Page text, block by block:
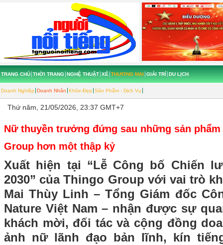
TRANG CHỦ THỜI TRANG NGHỆ THUẬT XẾ THƯƠNG MẠI
Doanh Nghiệp Doanh Nhân Khỏe-Đẹp Sản Phẩm - Dịch Vụ
GIẢI TRÍ DU LỊCH
Thứ năm, 21/05/2026, 23:37 GMT+7
Nữ thuyền trưởng đứng sau những sản phẩm
Group hơn một thập kỷ
Xuất hiện tại “Lễ Công bố Chiến
2030” của Thingo Group với vai trò
Mai Thùy Linh – Tổng Giám đốc
Nature Việt Nam – nhận được sự
khách mời, đối tác và cộng đồng
ảnh nữ lãnh đạo bản lĩnh, kín